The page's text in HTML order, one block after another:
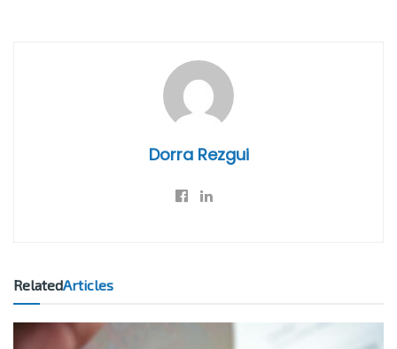
Dorra Rezgui
RelatedArticles